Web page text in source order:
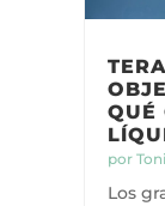
QUÉ
por
Los